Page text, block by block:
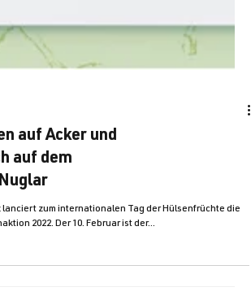
auf Acker und
auf dem